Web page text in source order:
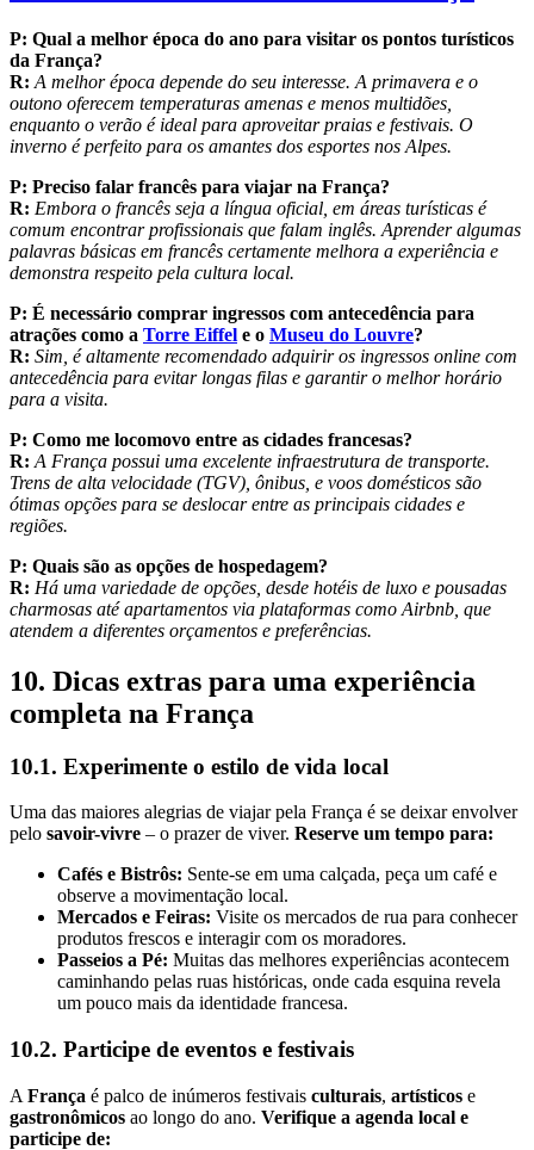
P: Qual a melhor época do ano para visitar os pontos turísticos
da França?
R: A melhor época depende do seu interesse. A primavera e o
outono oferecem temperaturas amenas e menos multidões,
enquanto o verão é ideal para aproveitar praias e festivais. O
inverno é perfeito para os amantes dos esportes nos Alpes.
P: Preciso falar francês para viajar na França?
R: Embora o francês seja a língua oficial, em áreas turísticas é
comum encontrar profissionais que falam inglês. Aprender algumas
palavras básicas em francês certamente melhora a experiência e
demonstra respeito pela cultura local.
P: É necessário comprar ingressos com antecedência para
atrações como a Torre Eiffel e o Museu do Louvre?
R: Sim, é altamente recomendado adquirir os ingressos online com
antecedência para evitar longas filas e garantir o melhor horário
para a visita.
P: Como me locomovo entre as cidades francesas?
R: A França possui uma excelente infraestrutura de transporte.
Trens de alta velocidade (TGV), ônibus, e voos domésticos são
ótimas opções para se deslocar entre as principais cidades e
regiões.
P: Quais são as opções de hospedagem?
R: Há uma variedade de opções, desde hotéis de luxo e pousadas
charmosas até apartamentos via plataformas como Airbnb, que
atendem a diferentes orçamentos e preferências.
10. Dicas extras para uma experiência
completa na França
10.1. Experimente o estilo de vida local
Uma das maiores alegrias de viajar pela França é se deixar envolver
pelo savoir-vivre – o prazer de viver. Reserve um tempo para:
Cafés e Bistrôs: Sente-se em uma calçada, peça um café e
observe a movimentação local.
Mercados e Feiras: Visite os mercados de rua para conhecer
produtos frescos e interagir com os moradores.
Passeios a Pé: Muitas das melhores experiências acontecem
caminhando pelas ruas históricas, onde cada esquina revela
um pouco mais da identidade francesa.
10.2. Participe de eventos e festivais
A França é palco de inúmeros festivais culturais, artísticos e
gastronômicos ao longo do ano. Verifique a agenda local e
participe de: